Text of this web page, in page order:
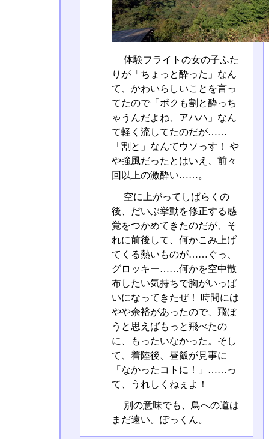
体験フライトの女の子ふた
りが「ちょっと酔った」なん
て、かわいらしいことを言っ
てたので「ボクも割と酔っち
ゃうんだよね、アハハ」なん
て軽く流してたのだが……
「割と」なんてウソっす！ や
や強風だったとはいえ、前々
回以上の激酔い……。
空に上がってしばらくの
後、だいぶ挙動を修正する感
覚をつかめてきたのだが、そ
れに前後して、何かこみ上げ
てくる熱いものが……ぐっ、
グロッキー……何かを空中散
布したい気持ちで胸がいっぱ
いになってきたぜ！ 時間には
やや余裕があったので、飛ぼ
うと思えばもっと飛べたの
に、もったいなかった。そし
て、着陸後、昼飯が見事に
「なかったコトに！」……っ
て、うれしくねぇよ！
別の意味でも、鳥への道は
まだ遠い。ぽっくん。